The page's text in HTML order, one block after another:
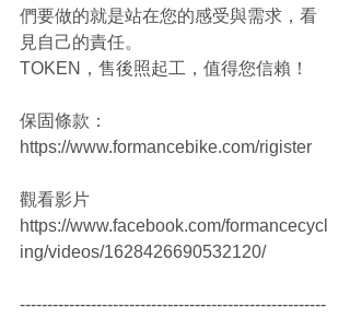
們要做的就是站在您的感受與需求，看
見自己的責任。
TOKEN，售後照起工，值得您信賴！
保固條款：
https://www.formancebike.com/rigister
觀看影片
https://www.facebook.com/formancecycl
ing/videos/1628426690532120/
--------------------------------------------------------